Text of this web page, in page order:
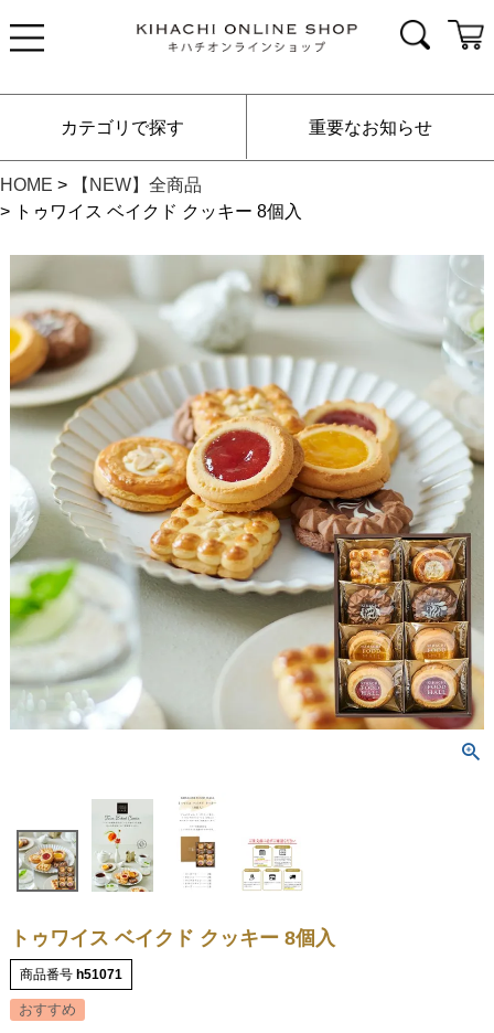
カテゴリで探す 重要なお知らせ
HOME
【NEW】全商品
トゥワイス ベイクド クッキー 8個入
トゥワイス ベイクド クッキー 8個入
商品番号 h51071
おすすめ